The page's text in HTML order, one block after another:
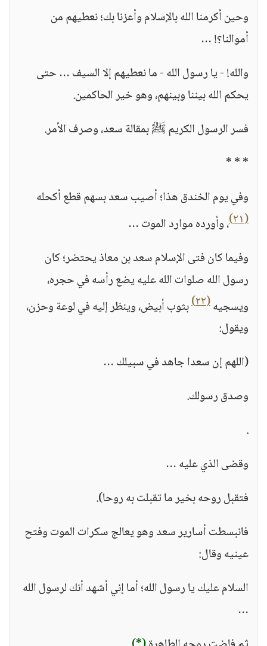
وحين أكرمنا الله بالإسلام وأعزنا بك؛ نعطيهم من
أموالنا؟! …
والله! - يا رسول الله - ما نعطيهم إلا السيف … حتى
يحكم الله بيننا وبينهم، وهو خير الحاكمين.
فسر الرسول الكريم ﷺ بمقالة سعد، وصرف الأمر.
* * *
وفي يوم الخندق هذا؛ أصيب سعد بسهم قطع أكحله
(٢١)
، وأورده موارد الموت …
وفيما كان فتى الإسلام سعد بن معاذ يحتضر؛ كان
رسول الله صلوات الله عليه يضع رأسه في حجره،
ويسجيه(٢٢)
بثوب أبيض، وينظر إليه في لوعة وحزن،
ويقول:
(اللهم إن سعدا جاهد في سبيلك …
وصدق رسولك.
.
وقضى الذي عليه …
فتقبل روحه بخير ما تقبلت به روحا).
فانبسطت أسارير سعد وهو يعالج سكرات الموت وفتح
عينيه وقال:
السلام عليك يا رسول الله؛ أما إني أشهد أنك لرسول الله
…